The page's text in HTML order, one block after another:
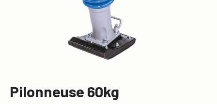
Pilonneuse 60kg